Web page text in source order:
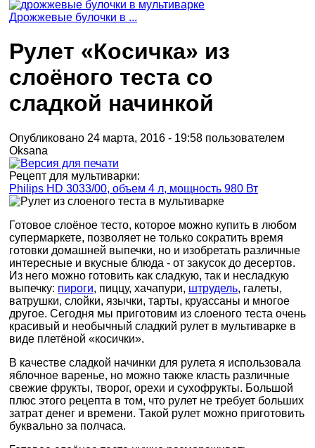
Дрожжевые булочки в ...
Рулет «Косичка» из
слоёного теста со
сладкой начинкой
Опубликовано 24 марта, 2016 - 19:58 пользователем
Oksana
Рецепт для мультиварки:
Philips HD 3033/00, объем 4 л, мощность 980 Вт
Готовое слоёное тесто, которое можно купить в любом
супермаркете, позволяет не только сократить время
готовки домашней выпечки, но и изобретать различные
интересные и вкусные блюда - от закусок до десертов.
Из него можно готовить как сладкую, так и несладкую
выпечку: пироги, пиццу, хачапури, штрудель, галеты,
ватрушки, слойки, язычки, тарты, круассаны и многое
другое. Сегодня мы приготовим из слоеного теста очень
красивый и необычный сладкий рулет в мультиварке в
виде плетёной «косички».
В качестве сладкой начинки для рулета я использовала
яблочное варенье, но можно также класть различные
свежие фрукты, творог, орехи и сухофрукты. Большой
плюс этого рецепта в том, что рулет не требует больших
затрат денег и времени. Такой рулет можно приготовить
буквально за полчаса.